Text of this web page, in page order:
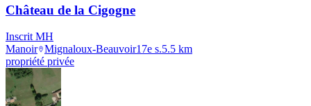
Château de la Cigogne
Inscrit MH
Manoir Mignaloux-Beauvoir17e s.5.5 km
propriété privée